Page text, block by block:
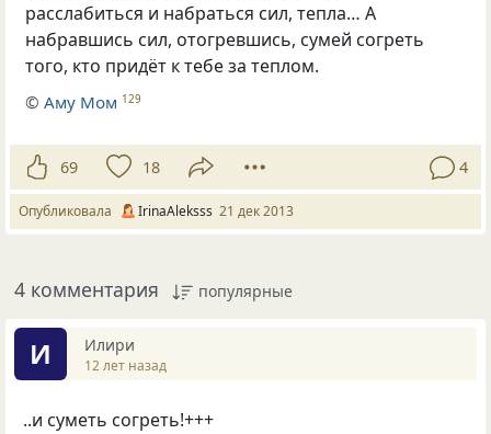
расслабиться и набраться сил, тепла… А
набравшись сил, отогревшись, сумей согреть
того, кто придёт к тебе за теплом.
©Аму Мом 129
69 18 4
Опубликовала IrinaAleksss 21 дек 2013
4 комментария популярные
И Илири
12 лет назад
..и суметь согреть!+++